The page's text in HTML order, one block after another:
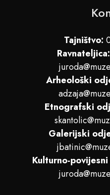
Tajništvo:
Ravnateljica:
Arheološki
Etnografski
Galerijski
Kulturno-